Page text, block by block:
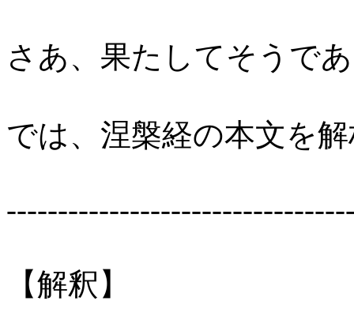
さあ、果たしてそうで
では、涅槃経の本文を
【解釈】